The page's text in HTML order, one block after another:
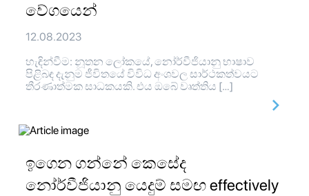
වේගයෙන්
12.08.2023
හැඳින්වීම: නූතන ලෝකයේ, නෝර්වීජියානු භාෂාව
පිළිබඳ දැනුම ජීවිතයේ විවිධ අංශවල සාර්ථකත්වයට
තීරණාත්මක සාධකයකි. එය ඔබේ වෘත්තිය […]
ඉගෙන ගන්නේ කෙසේද
නෝර්වීජියානු යෙදුම් සමඟ effectively